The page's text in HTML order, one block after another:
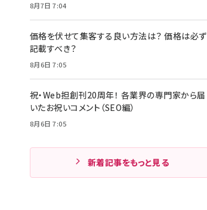
8月7日 7:04
価格を伏せて集客する良い方法は？ 価格は必ず
記載すべき？
8月6日 7:05
祝・Web担創刊20周年！ 各業界の専門家から届
いたお祝いコメント（SEO編）
8月6日 7:05
新着記事をもっと見る